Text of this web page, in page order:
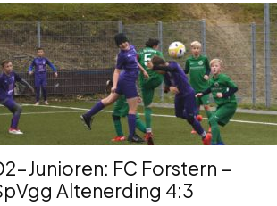
Junioren: FC Forstern –
Altenerding 4:3